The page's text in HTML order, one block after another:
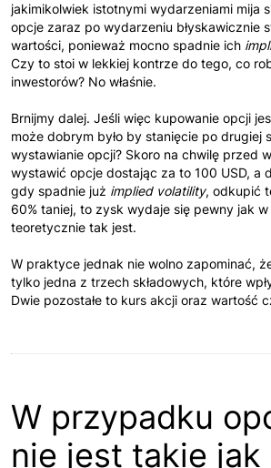
jakimikolwiek istotnymi wydarzeniami mija
opcje zaraz po wydarzeniu błyskawicznie
wartości, ponieważ mocno spadnie ich
Czy to stoi w lekkiej kontrze do tego, co
inwestorów? No właśnie.
Brnijmy dalej. Jeśli więc kupowanie opcji
może dobrym było by stanięcie po drugiej
wystawianie opcji? Skoro na chwilę przed
wystawić opcje dostając za to 100 USD, a
gdy spadnie już implied volatility, odkupić
60% taniej, to zysk wydaje się pewny jak w
teoretycznie tak jest.
W praktyce jednak nie wolno zapominać,
tylko jedna z trzech składowych, które
Dwie pozostałe to kurs akcji oraz wartość
W przypadku
nie jest takie jak